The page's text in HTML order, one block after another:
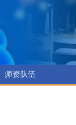
师资队伍